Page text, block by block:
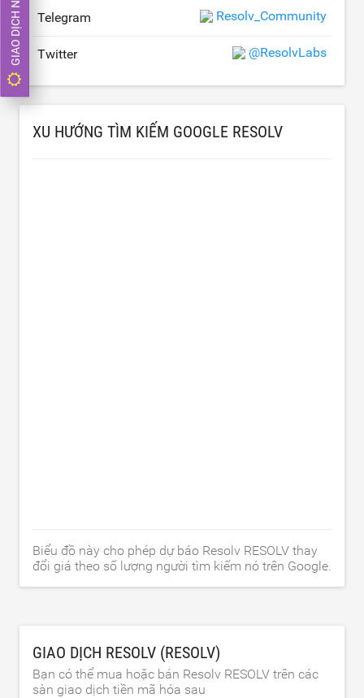
Telegram Resolv_Community
Twitter @ResolvLabs
XU HƯỚNG TÌM KIẾM GOOGLE RESOLV
Biểu đồ này cho phép dự báo Resolv RESOLV thay
đổi giá theo số lượng người tìm kiếm nó trên Google.
GIAO DỊCH RESOLV (RESOLV)
Bạn có thể mua hoặc bán Resolv RESOLV trên các
sàn giao dịch tiền mã hóa sau
GIAO DỊCH NGAY